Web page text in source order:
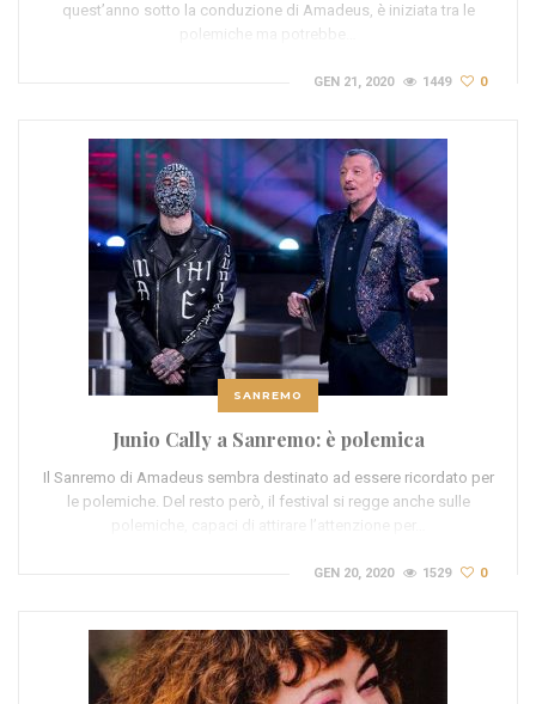
quest’anno sotto la conduzione di Amadeus, è iniziata tra le
polemiche ma potrebbe…
GEN 21, 2020 1449 0
SANREMO
Junio Cally a Sanremo: è polemica
Il Sanremo di Amadeus sembra destinato ad essere ricordato per
le polemiche. Del resto però, il festival si regge anche sulle
polemiche, capaci di attirare l’attenzione per…
GEN 20, 2020 1529 0